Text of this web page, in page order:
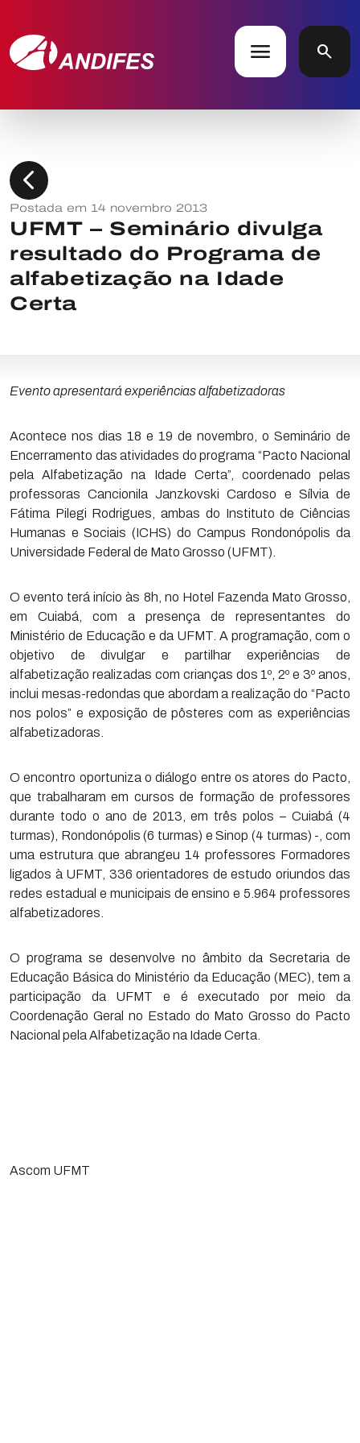
menu search
chevron_left
Postada em 14 novembro 2013
UFMT – Seminário divulga
resultado do Programa de
alfabetização na Idade
Certa
Evento apresentará experiências alfabetizadoras
Acontece nos dias 18 e 19 de novembro, o Seminário de
Encerramento das atividades do programa “Pacto Nacional
pela Alfabetização na Idade Certa”, coordenado pelas
professoras Cancionila Janzkovski Cardoso e Sílvia de
Fátima Pilegi Rodrigues, ambas do Instituto de Ciências
Humanas e Sociais (ICHS) do Campus Rondonópolis da
Universidade Federal de Mato Grosso (UFMT).
O evento terá início às 8h, no Hotel Fazenda Mato Grosso,
em Cuiabá, com a presença de representantes do
Ministério de Educação e da UFMT. A programação, com o
objetivo de divulgar e partilhar experiências de
alfabetização realizadas com crianças dos 1º, 2º e 3º anos,
inclui mesas-redondas que abordam a realização do “Pacto
nos polos” e exposição de pôsteres com as experiências
alfabetizadoras.
O encontro oportuniza o diálogo entre os atores do Pacto,
que trabalharam em cursos de formação de professores
durante todo o ano de 2013, em três polos – Cuiabá (4
turmas), Rondonópolis (6 turmas) e Sinop (4 turmas) -, com
uma estrutura que abrangeu 14 professores Formadores
ligados à UFMT, 336 orientadores de estudo oriundos das
redes estadual e municipais de ensino e 5.964 professores
alfabetizadores.
O programa se desenvolve no âmbito da Secretaria de
Educação Básica do Ministério da Educação (MEC), tem a
participação da UFMT e é executado por meio da
Coordenação Geral no Estado do Mato Grosso do Pacto
Nacional pela Alfabetização na Idade Certa.
Ascom UFMT